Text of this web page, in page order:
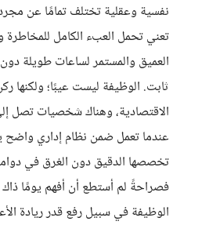
نفسية وعقلية تختلف تمامًا عن
تعني تحمل العبء الكامل للمخاطرة
العميق والمستمر لساعات طويلة
ثابت. الوظيفة ليست عيبًا؛ ولكنها
الاقتصادية، وهناك شخصيات تصل
عندما تعمل ضمن نظام إداري واضح
تخصصها الدقيق دون الغرق في
فصراحةً لم أستطع أن أفهم يومًا
الوظيفة في سبيل رفع قدر ريادة